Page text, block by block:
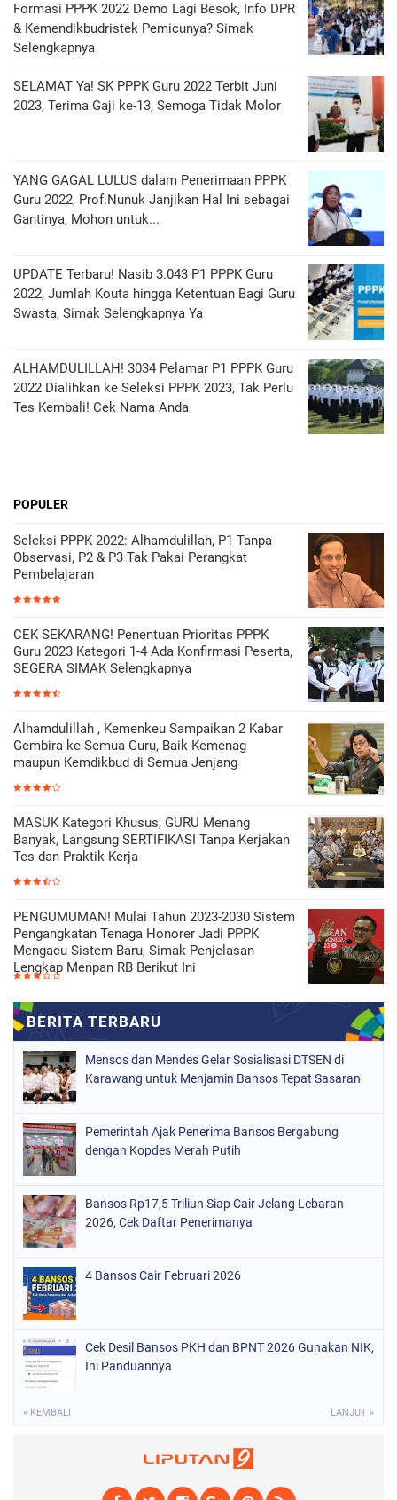
Formasi PPPK 2022 Demo Lagi Besok, Info DPR
& Kemendikbudristek Pemicunya? Simak
Selengkapnya
SELAMAT Ya! SK PPPK Guru 2022 Terbit Juni
2023, Terima Gaji ke-13, Semoga Tidak Molor
YANG GAGAL LULUS dalam Penerimaan PPPK
Guru 2022, Prof.Nunuk Janjikan Hal Ini sebagai
Gantinya, Mohon untuk...
UPDATE Terbaru! Nasib 3.043 P1 PPPK Guru
2022, Jumlah Kouta hingga Ketentuan Bagi Guru
Swasta, Simak Selengkapnya Ya
ALHAMDULILLAH! 3034 Pelamar P1 PPPK Guru
2022 Dialihkan ke Seleksi PPPK 2023, Tak Perlu
Tes Kembali! Cek Nama Anda
POPULER
Seleksi PPPK 2022: Alhamdulillah, P1 Tanpa
Observasi, P2 & P3 Tak Pakai Perangkat
Pembelajaran
CEK SEKARANG! Penentuan Prioritas PPPK
Guru 2023 Kategori 1-4 Ada Konfirmasi Peserta,
SEGERA SIMAK Selengkapnya
Alhamdulillah , Kemenkeu Sampaikan 2 Kabar
Gembira ke Semua Guru, Baik Kemenag
maupun Kemdikbud di Semua Jenjang
MASUK Kategori Khusus, GURU Menang
Banyak, Langsung SERTIFIKASI Tanpa Kerjakan
Tes dan Praktik Kerja
PENGUMUMAN! Mulai Tahun 2023-2030 Sistem
Pengangkatan Tenaga Honorer Jadi PPPK
Mengacu Sistem Baru, Simak Penjelasan
Lengkap Menpan RB Berikut Ini
Mensos dan Mendes Gelar Sosialisasi DTSEN di
Karawang untuk Menjamin Bansos Tepat Sasaran
Pemerintah Ajak Penerima Bansos Bergabung
dengan Kopdes Merah Putih
Bansos Rp17,5 Triliun Siap Cair Jelang Lebaran
2026, Cek Daftar Penerimanya
4 Bansos Cair Februari 2026
Cek Desil Bansos PKH dan BPNT 2026 Gunakan NIK,
Ini Panduannya
« KEMBALI LANJUT »